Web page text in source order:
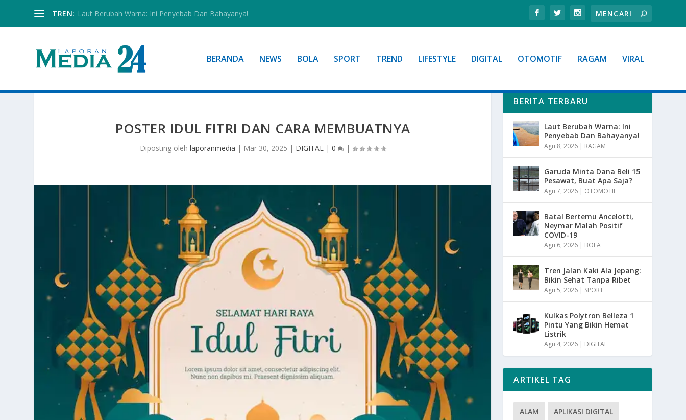
TREN: Laut Berubah Warna: Ini Penyebab Dan Bahayanya!
BERANDA NEWS BOLA SPORT TREND LIFESTYLE DIGITAL OTOMOTIF RAGAM VIRAL
POSTER IDUL FITRI DAN CARA MEMBUATNYA
Diposting oleh laporanmedia | Mar 30, 2025 | DIGITAL| 0 |
BERITA TERBARU
Laut Berubah Warna: Ini
Penyebab Dan Bahayanya!
Agu 8, 2026 | RAGAM
Garuda Minta Dana Beli 15
Pesawat, Buat Apa Saja?
Agu 7, 2026 | OTOMOTIF
Batal Bertemu Ancelotti,
Neymar Malah Positif
COVID-19
Agu 6, 2026 | BOLA
Tren Jalan Kaki Ala Jepang:
Bikin Sehat Tanpa Ribet
Agu 5, 2026 | SPORT
Kulkas Polytron Belleza 1
Pintu Yang Bikin Hemat
Listrik
Agu 4, 2026 | DIGITAL
ARTIKEL TAG
ALAM APLIKASI DIGITAL